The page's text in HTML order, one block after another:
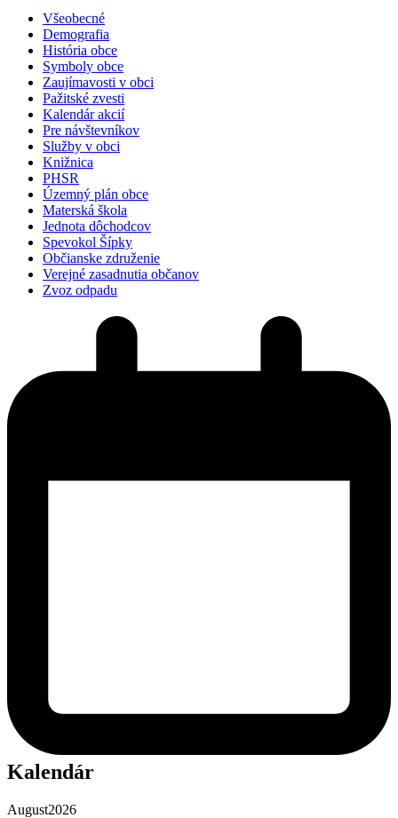
Všeobecné
Demografia
História obce
Symboly obce
Zaujímavosti v obci
Pažitské zvesti
Kalendár akcií
Pre návštevníkov
Služby v obci
Knižnica
PHSR
Územný plán obce
Materská škola
Jednota dôchodcov
Spevokol Šípky
Občianske združenie
Verejné zasadnutia občanov
Zvoz odpadu
Kalendár
August2026